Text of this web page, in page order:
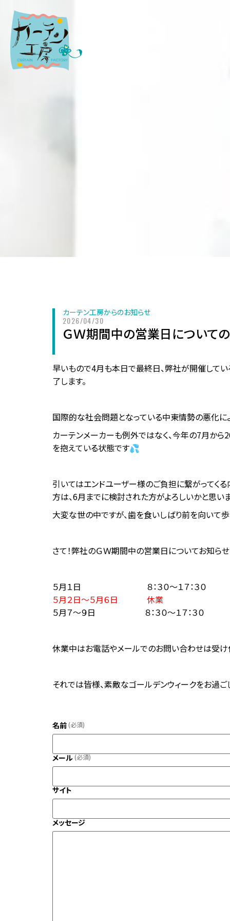
カーテン工房からのお知らせ
2026/04/30
ＧＷ期間中の営業日について
早いもので4月も本日で最終日、弊社が開催してい
了します。
国際的な社会問題となっている中東情勢の悪化に
カーテンメーカーも例外ではなく、今年の7月か
を抱えている状態です💦
引いてはエンドユーザー様のご負担に繋がってく
方は、6月までに検討された方がよろしいかと思い
大変な世の中ですが、歯を食いしばり前を向いて
さて！弊社のＧＷ期間中の営業日についてお知らせ
５月１日 ８：３０～１７：３０
５月２日～５月６日
休業
５月７～９日 ８：３０～１７：３０
休業中はお電話やメールでのお問い合わせは受け
それでは皆様、素敵なゴールデンウィークをお過
名前 (必須)
メール(必須)
サイト
メッセージ